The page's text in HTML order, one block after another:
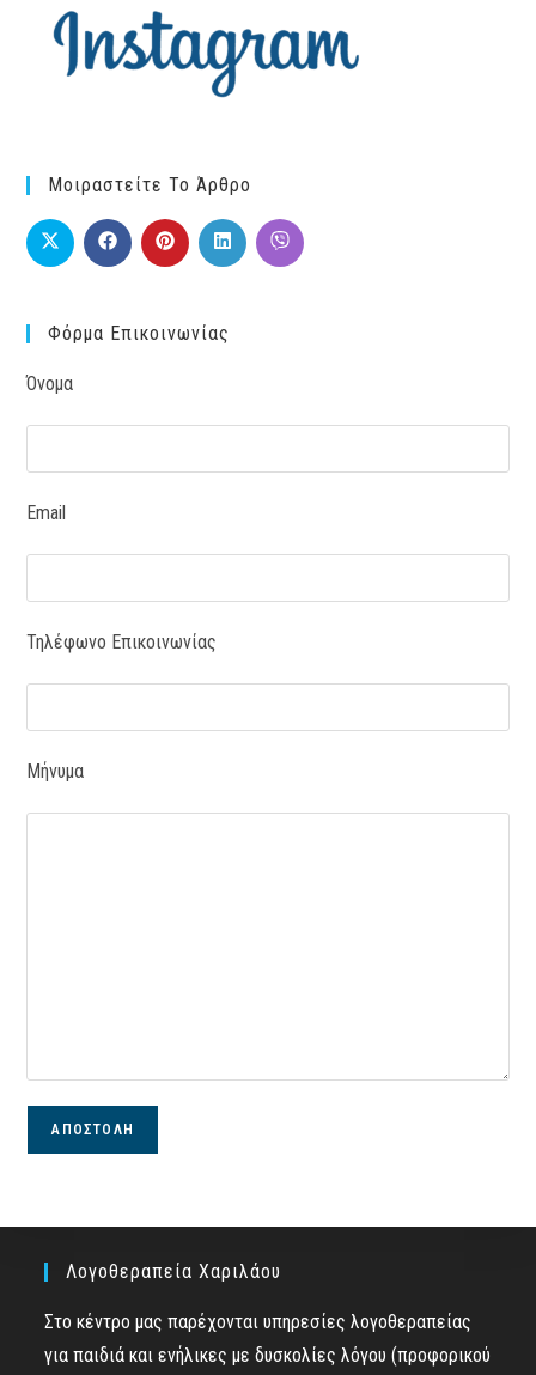
Μοιραστείτε Το Άρθρο
Φόρμα Επικοινωνίας
Όνομα
Email
Τηλέφωνο Επικοινωνίας
Μήνυμα
Λογοθεραπεία Χαριλάου
Στο κέντρο μας παρέχονται υπηρεσίες λογοθεραπείας
για παιδιά και ενήλικες με δυσκολίες λόγου (προφορικού